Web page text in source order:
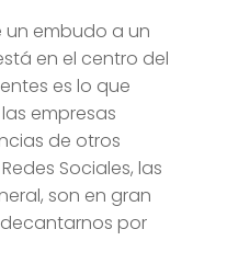
un embudo a un
en el centro del
es lo que
empresas
de otros
Sociales, las
son en gran
por